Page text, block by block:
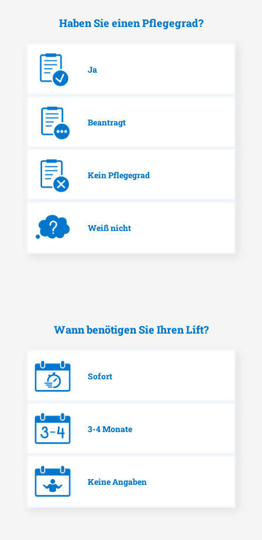
Haben Sie einen Pflegegrad?
Ja
Beantragt
Kein Pflegegrad
Weiß nicht
Wann benötigen Sie Ihren Lift?
Sofort
3-4 Monate
Keine Angaben